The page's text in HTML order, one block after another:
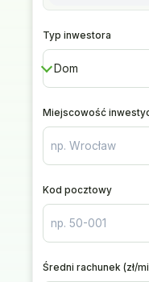
Typ inwestora
Miejscowość
Kod pocztowy
Średni rachunek (zł/